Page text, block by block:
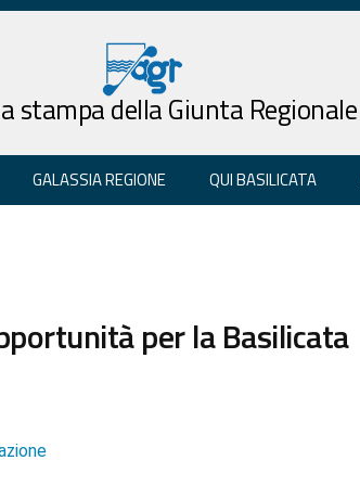
stampa della Giunta Regionale
GALASSIA REGIONE QUI BASILICATA
per la Basilicata